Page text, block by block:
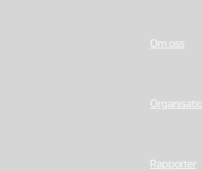
Om oss
Rapporter